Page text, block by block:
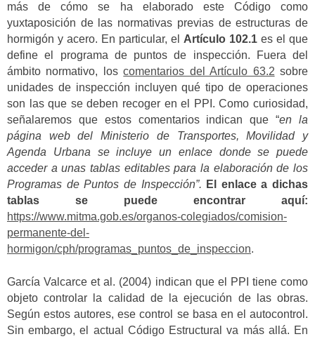
más de cómo se ha elaborado este Código como
yuxtaposición de las normativas previas de estructuras de
hormigón y acero. En particular, el Artículo 102.1 es el que
define el programa de puntos de inspección. Fuera del
ámbito normativo, loscomentarios del Artículo 63.2 sobre
unidades de inspección incluyen qué tipo de operaciones
son las que se deben recoger en el PPI. Como curiosidad,
señalaremos que estos comentarios indican que “en la
página web del Ministerio de Transportes, Movilidad y
Agenda Urbana se incluye un enlace donde se puede
acceder a unas tablas editables para la elaboración de los
Programas de Puntos de Inspección”. El enlace a dichas
tablas se puede encontrar aquí:
https://www.mitma.gob.es/organos-colegiados/comision-
permanente-del-
hormigon/cph/programas_puntos_de_inspeccion.
García Valcarce et al. (2004) indican que el PPI tiene como
objeto controlar la calidad de la ejecución de las obras.
Según estos autores, ese control se basa en el autocontrol.
Sin embargo, el actual Código Estructural va más allá. En